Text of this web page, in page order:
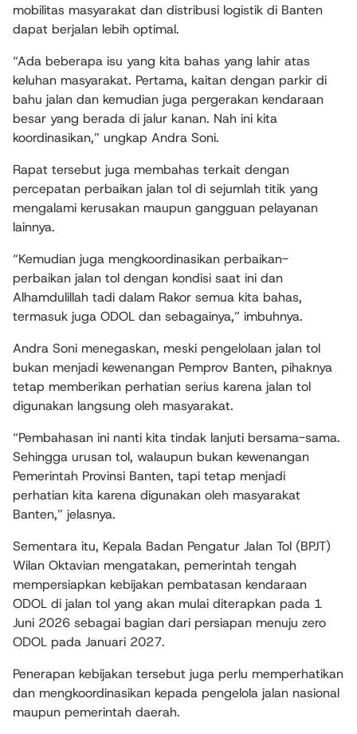
mobilitas masyarakat dan distribusi logistik di Banten
dapat berjalan lebih optimal.
“Ada beberapa isu yang kita bahas yang lahir atas
keluhan masyarakat. Pertama, kaitan dengan parkir di
bahu jalan dan kemudian juga pergerakan kendaraan
besar yang berada di jalur kanan. Nah ini kita
koordinasikan,” ungkap Andra Soni.
Rapat tersebut juga membahas terkait dengan
percepatan perbaikan jalan tol di sejumlah titik yang
mengalami kerusakan maupun gangguan pelayanan
lainnya.
“Kemudian juga mengkoordinasikan perbaikan-
perbaikan jalan tol dengan kondisi saat ini dan
Alhamdulillah tadi dalam Rakor semua kita bahas,
termasuk juga ODOL dan sebagainya,” imbuhnya.
Andra Soni menegaskan, meski pengelolaan jalan tol
bukan menjadi kewenangan Pemprov Banten, pihaknya
tetap memberikan perhatian serius karena jalan tol
digunakan langsung oleh masyarakat.
“Pembahasan ini nanti kita tindak lanjuti bersama-sama.
Sehingga urusan tol, walaupun bukan kewenangan
Pemerintah Provinsi Banten, tapi tetap menjadi
perhatian kita karena digunakan oleh masyarakat
Banten,” jelasnya.
Sementara itu, Kepala Badan Pengatur Jalan Tol (BPJT)
Wilan Oktavian mengatakan, pemerintah tengah
mempersiapkan kebijakan pembatasan kendaraan
ODOL di jalan tol yang akan mulai diterapkan pada 1
Juni 2026 sebagai bagian dari persiapan menuju zero
ODOL pada Januari 2027.
Penerapan kebijakan tersebut juga perlu memperhatikan
dan mengkoordinasikan kepada pengelola jalan nasional
maupun pemerintah daerah.